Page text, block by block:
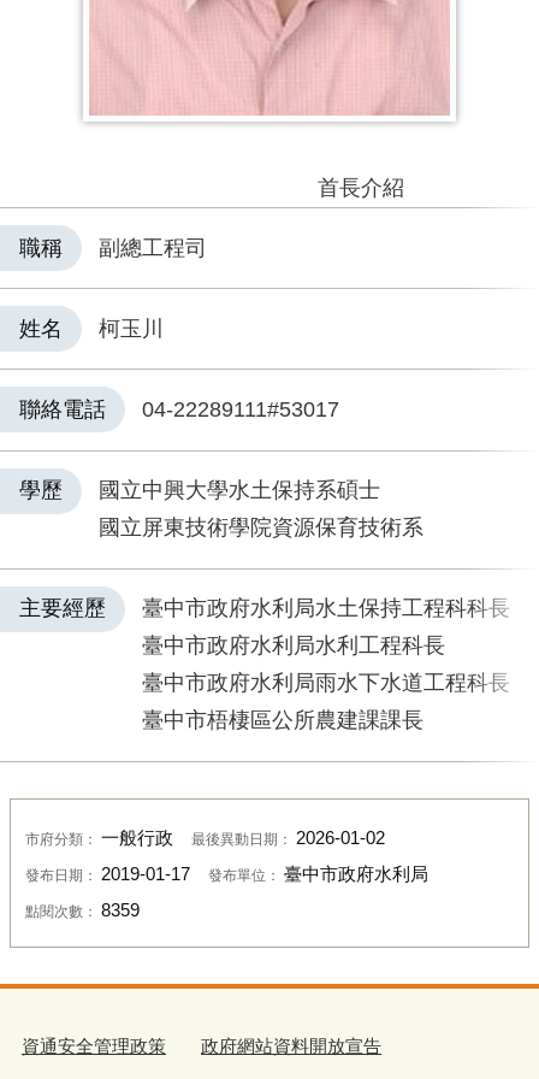
首長介紹
職稱 副總工程司
姓名 柯玉川
聯絡電話 04-22289111#53017
學歷
國立中興大學水土保持系碩士
國立屏東技術學院資源保育技術系
主要經歷
臺中市政府水利局水土保持工程科科長
臺中市政府水利局水利工程科長
臺中市政府水利局雨水下水道工程科長
臺中市梧棲區公所農建課課長
市府分類： 一般行政 最後異動日期： 2026-01-02
發布日期： 2019-01-17 發布單位： 臺中市政府水利局
點閱次數： 8359
資通安全管理政策 政府網站資料開放宣告